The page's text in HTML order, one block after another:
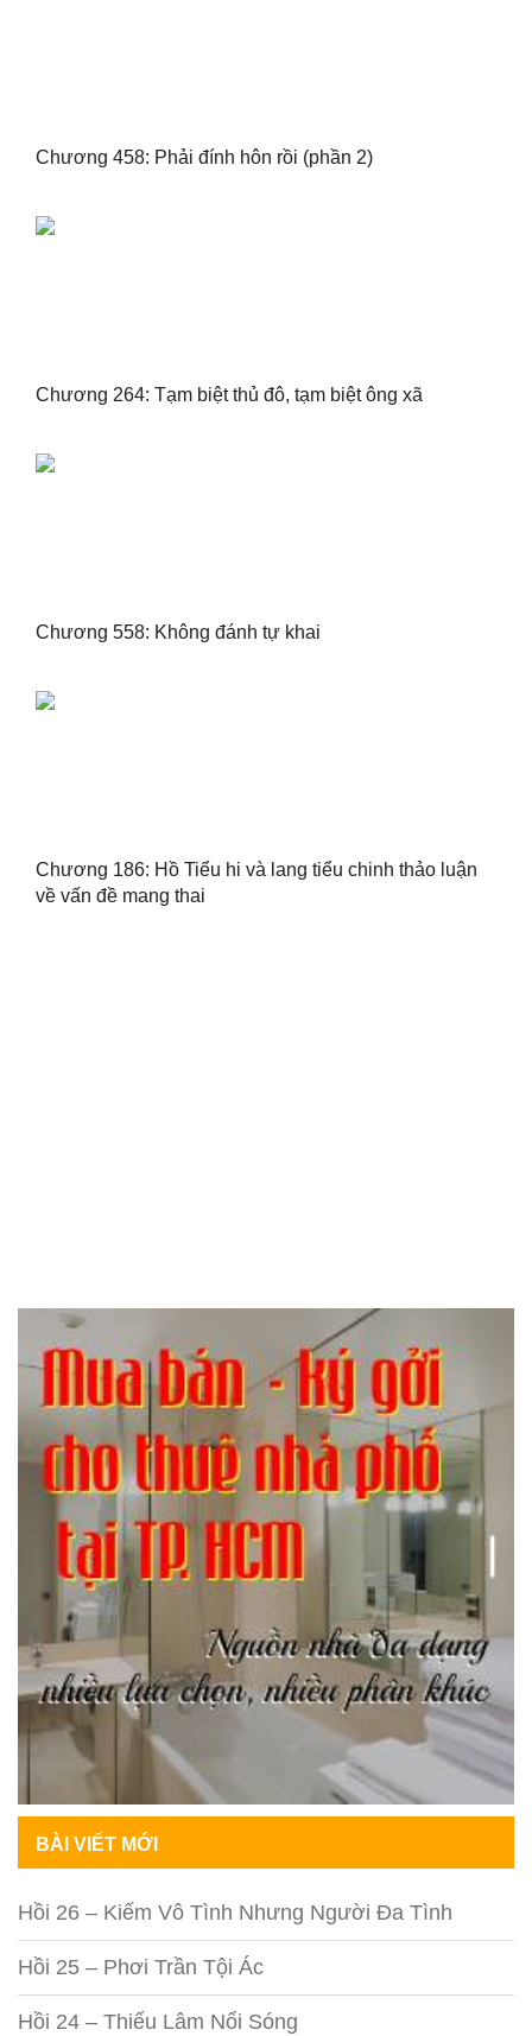
Chương 458: Phải đính hôn rồi (phần 2)
Chương 264: Tạm biệt thủ đô, tạm biệt ông xã
Chương 558: Không đánh tự khai
Chương 186: Hồ Tiểu hi và lang tiểu chinh thảo luận
về vấn đề mang thai
BÀI VIẾT MỚI
Hồi 26 – Kiếm Vô Tình Nhưng Người Đa Tình
Hồi 25 – Phơi Trần Tội Ác
Hồi 24 – Thiếu Lâm Nổi Sóng